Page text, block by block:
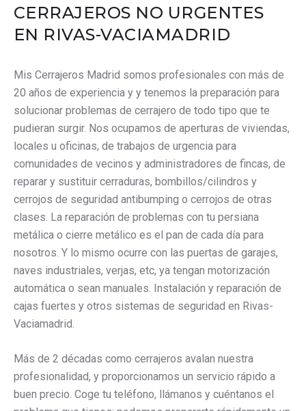
CERRAJEROS NO URGENTES
EN RIVAS-VACIAMADRID
Mis Cerrajeros Madrid somos profesionales con más de
20 años de experiencia y y tenemos la preparación para
solucionar problemas de cerrajero de todo tipo que te
pudieran surgir. Nos ocupamos de aperturas de viviendas,
locales u oficinas, de trabajos de urgencia para
comunidades de vecinos y administradores de fincas, de
reparar y sustituir cerraduras, bombillos/cilindros y
cerrojos de seguridad antibumping o cerrojos de otras
clases. La reparación de problemas con tu persiana
metálica o cierre metálico es el pan de cada día para
nosotros. Y lo mismo ocurre con las puertas de garajes,
naves industriales, verjas, etc, ya tengan motorización
automática o sean manuales. Instalación y reparación de
cajas fuertes y otros sistemas de seguridad en Rivas-
Vaciamadrid.
Más de 2 décadas como cerrajeros avalan nuestra
profesionalidad, y proporcionamos un servicio rápido a
buen precio. Coge tu teléfono, llámanos y cuéntanos el